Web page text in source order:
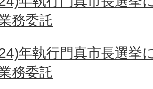
務委託
年執行門真市長選挙
務委託